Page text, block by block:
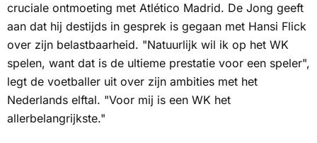
cruciale ontmoeting met Atlético Madrid. De Jong geeft
aan dat hij destijds in gesprek is gegaan met Hansi Flick
over zijn belastbaarheid. "Natuurlijk wil ik op het WK
spelen, want dat is de ultieme prestatie voor een speler",
legt de voetballer uit over zijn ambities met het
Nederlands elftal. "Voor mij is een WK het
allerbelangrijkste."